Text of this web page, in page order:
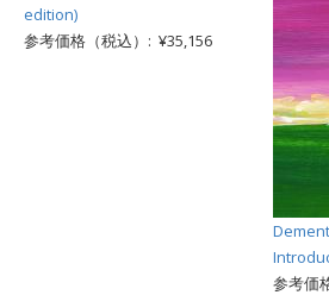
edition)
参考価格（税込）: ¥35,156
参考価